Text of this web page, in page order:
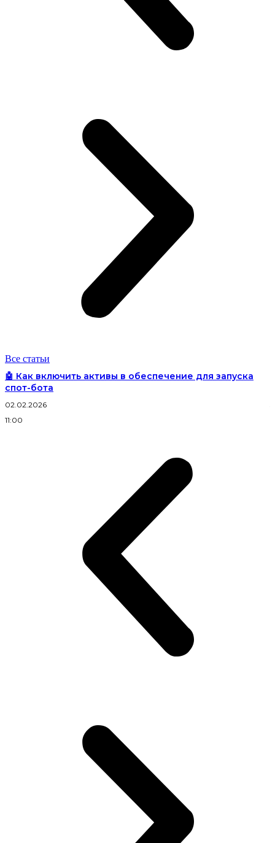
Все статьи
🤖 Как включить активы в обеспечение для запуска
спот-бота
02.02.2026
11:00